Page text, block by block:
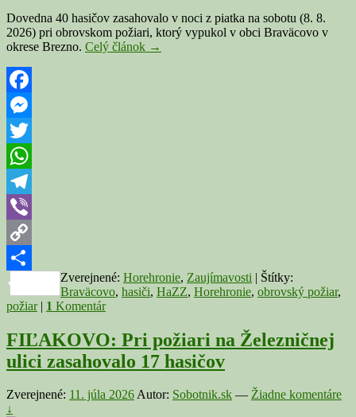
Dovedna 40 hasičov zasahovalo v noci z piatka na sobotu (8. 8.
2026) pri obrovskom požiari, ktorý vypukol v obci Braväcovo v
okrese Brezno. Celý článok Obrovský
→
Facebook
Messenger
Twitter
WhatsApp
Telegram
Viber
Copy
Link
Share
Zverejnené: Horehronie, Zaujímavosti | Štítky:
Braväcovo, hasiči, HaZZ, Horehronie, obrovský požiar,
požiar | 1 Komentár
FIĽAKOVO: Pri požiari na Železničnej
ulici zasahovalo 17 hasičov
Zverejnené: 11. júla 2026Autor: Sobotnik.sk — Žiadne komentáre
↓